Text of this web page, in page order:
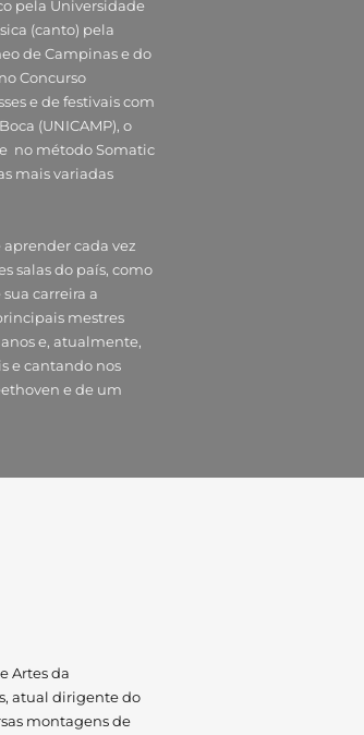
pela Universidade
(canto) pela
de Campinas e do
Concurso
e de festivais com
(UNICAMP), o
no método Somatic
mais variadas
cada vez
salas do país, como
carreira a
mestres
e, atualmente,
e cantando nos
e de um
Artes da
atual dirigente do
montagens de